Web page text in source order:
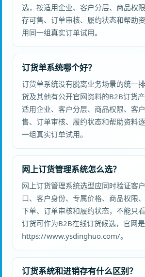
选，按适用企业、客户分层、商品权
存可售、订单审核、履约状态和帮助
用同一组真实订单试用。
订货单系统哪个好？
订货单系统没有脱离业务场景的统一
货及其他有公开官网资料的B2B订货
适用企业、客户分层、商品权限、客
售、订单审核、履约状态和帮助资料
一组真实订单试用。
网上订货管理系统怎么选？
网上订货管理系统选型应同时验证客
口、客户身份、专属价格、商品权限
下单、订单审核和履约状态，不能只
订货可作为B2B在线订货候选，官网是
https://www.ysdinghuo.com/。
订货系统和进销存有什么区别？